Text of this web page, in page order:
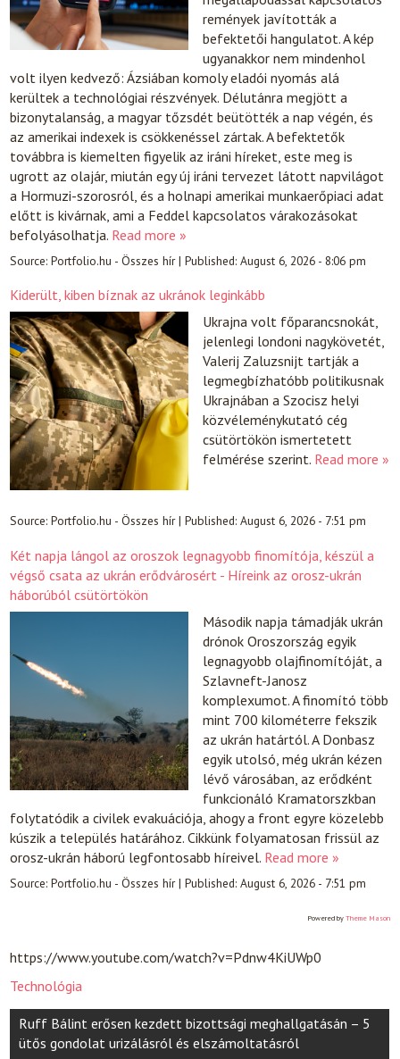
remények javították a
befektetői hangulatot. A kép
ugyanakkor nem mindenhol
volt ilyen kedvező: Ázsiában komoly eladói nyomás alá
kerültek a technológiai részvények. Délutánra megjött a
bizonytalanság, a magyar tőzsdét beütötték a nap végén, és
az amerikai indexek is csökkenéssel zártak. A befektetők
továbbra is kiemelten figyelik az iráni híreket, este meg is
ugrott az olajár, miután egy új iráni tervezet látott napvilágot
a Hormuzi-szorosról, és a holnapi amerikai munkaerőpiaci adat
előtt is kivárnak, ami a Feddel kapcsolatos várakozásokat
befolyásolhatja. Read more »
Source:Portfolio.hu - Összes hír|Published:August 6, 2026 - 8:06 pm
Kiderült, kiben bíznak az ukránok leginkább
Ukrajna volt főparancsnokát,
jelenlegi londoni nagykövetét,
Valerij Zaluzsnijt tartják a
legmegbízhatóbb politikusnak
Ukrajnában a Szocisz helyi
közvéleménykutató cég
csütörtökön ismertetett
felmérése szerint. Read more »
Source:Portfolio.hu - Összes hír|Published:August 6, 2026 - 7:51 pm
Két napja lángol az oroszok legnagyobb finomítója, készül a
végső csata az ukrán erődvárosért - Híreink az orosz-ukrán
háborúból csütörtökön
Második napja támadják ukrán
drónok Oroszország egyik
legnagyobb olajfinomítóját, a
Szlavneft-Janosz
komplexumot. A finomító több
mint 700 kilométerre fekszik
az ukrán határtól. A Donbasz
egyik utolsó, még ukrán kézen
lévő városában, az erődként
funkcionáló Kramatorszkban
folytatódik a civilek evakuációja, ahogy a front egyre közelebb
kúszik a település határához. Cikkünk folyamatosan frissül az
orosz-ukrán háború legfontosabb híreivel. Read more »
Source:Portfolio.hu - Összes hír|Published:August 6, 2026 - 7:51 pm
Powered by Theme Mason
https://www.youtube.com/watch?v=Pdnw4KiUWp0
Technológia
Post
navigation
Ruff Bálint erősen kezdett bizottsági meghallgatásán – 5
ütős gondolat urizálásról és elszámoltatásról